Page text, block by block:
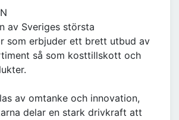
av Sveriges största
som erbjuder ett brett utbud av
så som kosttillskott och
av omtanke och innovation,
delar en stark drivkraft att